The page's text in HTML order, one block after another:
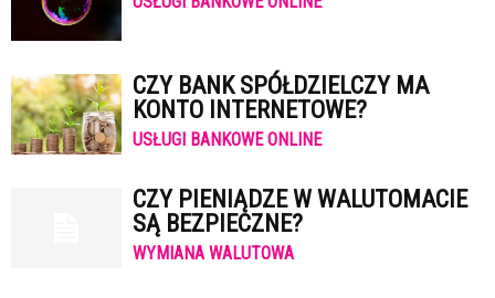
CZY BANK SPÓŁDZIELCZY MA
KONTO INTERNETOWE?
USŁUGI BANKOWE ONLINE
CZY PIENIĄDZE W WALUTOMACIE
SĄ BEZPIECZNE?
WYMIANA WALUTOWA